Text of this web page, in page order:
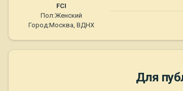
FCI
Пол:Женский
Город:Москва, ВДНХ
Для